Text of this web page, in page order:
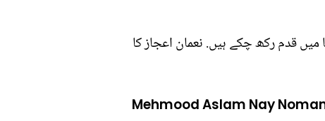
قدم رکھ چکے ہیں. نعمان اعجاز کا
Mehmood Aslam Nay